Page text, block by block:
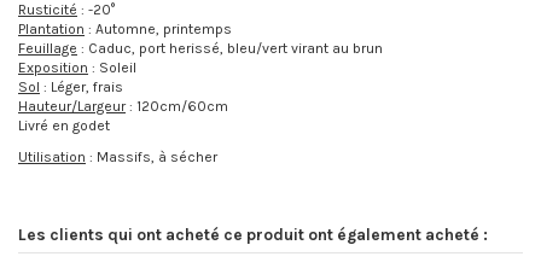
Rusticité : -20°
Plantation : Automne, printemps
Feuillage : Caduc, port herissé, bleu/vert virant au brun
Exposition : Soleil
Sol : Léger, frais
Hauteur/Largeur: 120cm/60cm
Livré en godet
Utilisation : Massifs, à sécher
Les clients qui ont acheté ce produit ont également acheté :